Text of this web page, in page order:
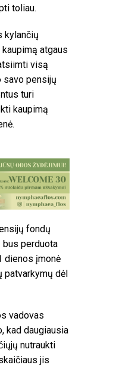
toliau.
kylančių
atgaus
visą
savo pensijų
turi
kaupimą
fondų
perduota
dienos įmonė
patvarkymų dėl
vadovas
kad daugiausia
nutraukti
jis